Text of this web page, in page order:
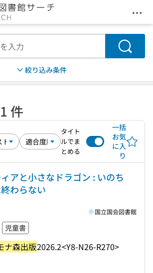
メ
検索
絞り込み条件
件
タイト
ルでま
とめる
一括
お気
に入
り
アと小さなドラゴン : いのち
わらない
児童書
ナ森出版2026.2<Y8-N26-R270>
国立国会図書館